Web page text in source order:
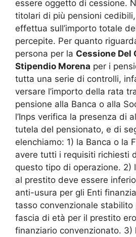
essere oggetto di cessione.
titolari di più pensioni
effettua sull’importo totale
percepite. Per quanto
persona per la Cessione Del
Stipendio Morena per i
tutta una serie di controlli,
versare l’importo della rata
pensione alla Banca o alla
l’Inps verifica la presenza di
tutela del pensionato, e di
elenchiamo: 1) la Banca o la
avere tutti i requisiti richiesti
questo tipo di operazione. 2)
al prestito deve essere
anti-usura per gli Enti
tasso convenzionale stabilito
fascia di età per il prestito
finanziario convenzionato. 3)